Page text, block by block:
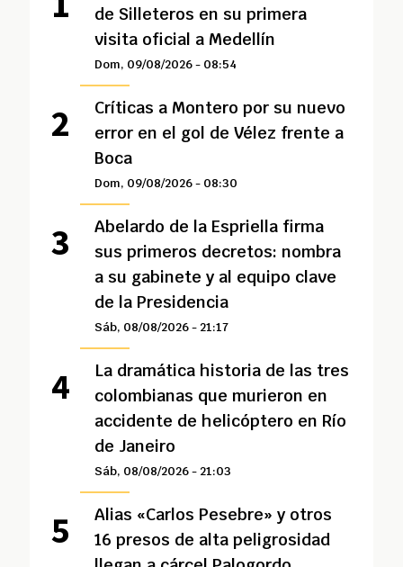
de Silleteros en su primera
visita oficial a Medellín
Dom, 09/08/2026 - 08:54
Críticas a Montero por su nuevo
error en el gol de Vélez frente a
Boca
Dom, 09/08/2026 - 08:30
Abelardo de la Espriella firma
sus primeros decretos: nombra
a su gabinete y al equipo clave
de la Presidencia
Sáb, 08/08/2026 - 21:17
La dramática historia de las tres
colombianas que murieron en
accidente de helicóptero en Río
de Janeiro
Sáb, 08/08/2026 - 21:03
Alias «Carlos Pesebre» y otros
16 presos de alta peligrosidad